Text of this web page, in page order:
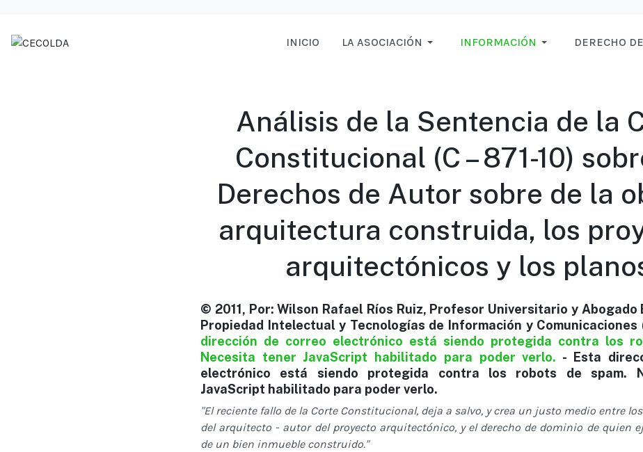
INICIO LA ASOCIACIÓN INFORMACIÓN DERECHO
Análisis de la Sentencia de la
Constitucional (C – 871-10)
Derechos de Autor sobre de la
arquitectura construida, los
arquitectónicos y los
© 2011, Por: Wilson Rafael Ríos Ruiz, Profesor Universitario y Abogado
Propiedad Intelectual y Tecnologías de Información y Comunicaciones
dirección de correo electrónico está siendo protegida contra los
Necesita tener JavaScript habilitado para poder verlo. -
Esta
electrónico está siendo protegida contra los robots de spam.
JavaScript habilitado para poder verlo.
"El reciente fallo de la Corte Constitucional, deja a salvo, y crea un justo medio entre
del arquitecto - autor del proyecto arquitectónico, y el derecho de dominio de quien
de un bien inmueble construido."